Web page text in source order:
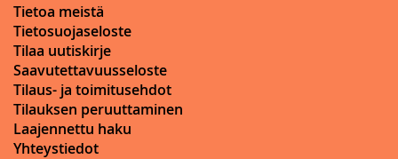
Tietoa meistä
Tietosuojaseloste
Tilaa uutiskirje
Saavutettavuusseloste
Tilaus- ja toimitusehdot
Tilauksen peruuttaminen
Laajennettu haku
Yhteystiedot